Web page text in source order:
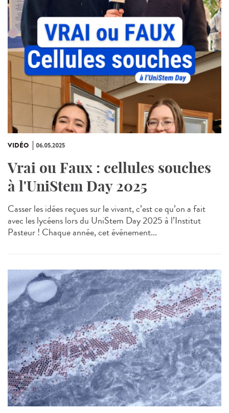
VIDÉO 06.05.2025
Vrai ou Faux : cellules souches
à l'UniStem Day 2025
Casser les idées reçues sur le vivant, c’est ce qu’on a fait
avec les lycéens lors du UniStem Day 2025 à l’Institut
Pasteur ! Chaque année, cet événement...